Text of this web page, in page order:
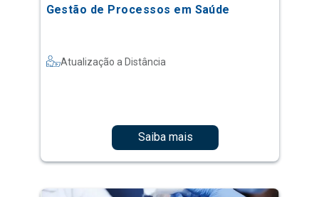
Gestão de Processos em Saúde
Atualização a Distância
Saiba mais